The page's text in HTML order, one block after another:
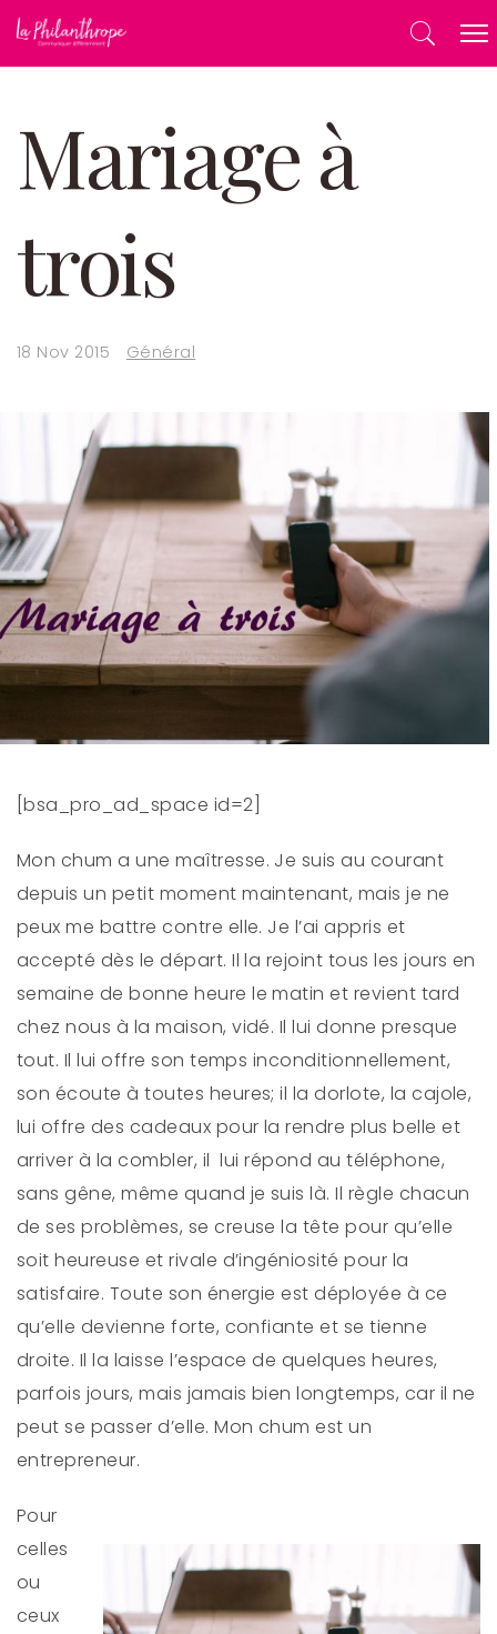
Mariage à
trois
18 Nov 2015 Général
[bsa_pro_ad_space id=2]
Mon chum a une maîtresse. Je suis au courant
depuis un petit moment maintenant, mais je ne
peux me battre contre elle. Je l’ai appris et
accepté dès le départ. Il la rejoint tous les jours en
semaine de bonne heure le matin et revient tard
chez nous à la maison, vidé. Il lui donne presque
tout. Il lui offre son temps inconditionnellement,
son écoute à toutes heures; il la dorlote, la cajole,
lui offre des cadeaux pour la rendre plus belle et
arriver à la combler, il lui répond au téléphone,
sans gêne, même quand je suis là. Il règle chacun
de ses problèmes, se creuse la tête pour qu’elle
soit heureuse et rivale d’ingéniosité pour la
satisfaire. Toute son énergie est déployée à ce
qu’elle devienne forte, confiante et se tienne
droite. Il la laisse l’espace de quelques heures,
parfois jours, mais jamais bien longtemps, car il ne
peut se passer d’elle. Mon chum est un
entrepreneur.
Pour
celles
ou
ceux